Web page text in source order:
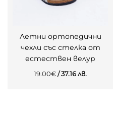
Летни ортопедични
чехли със стелка от
естествен велур
19.00€ / 37.16 лв.